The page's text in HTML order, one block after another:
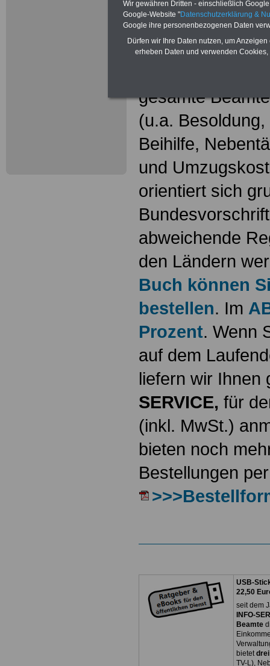
Das beliebte
gesamte
(u.a.
Beihilfe,
und
orientiert sich
abweichende
den Ländern
Buch können
bestellen. Im
Prozent. Wenn
auf dem
liefern wir
SERVICE, für
(inkl. MwSt.)
bieten noch
Bestellungen
USB-
22,50
seit dem
INFO-
Beamte
bietet
TV-L),
Wir gewähren Dritten - einschließlich
Google-Website "Datenschutzerklärung &
Google ihre personenbezogenen Daten
Dürfen wir Ihre Daten nutzen, um
erheben Daten und verwenden